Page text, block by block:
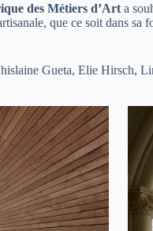
des Métiers d’Art a
que ce soit dans sa
Gueta, Elie Hirsch,